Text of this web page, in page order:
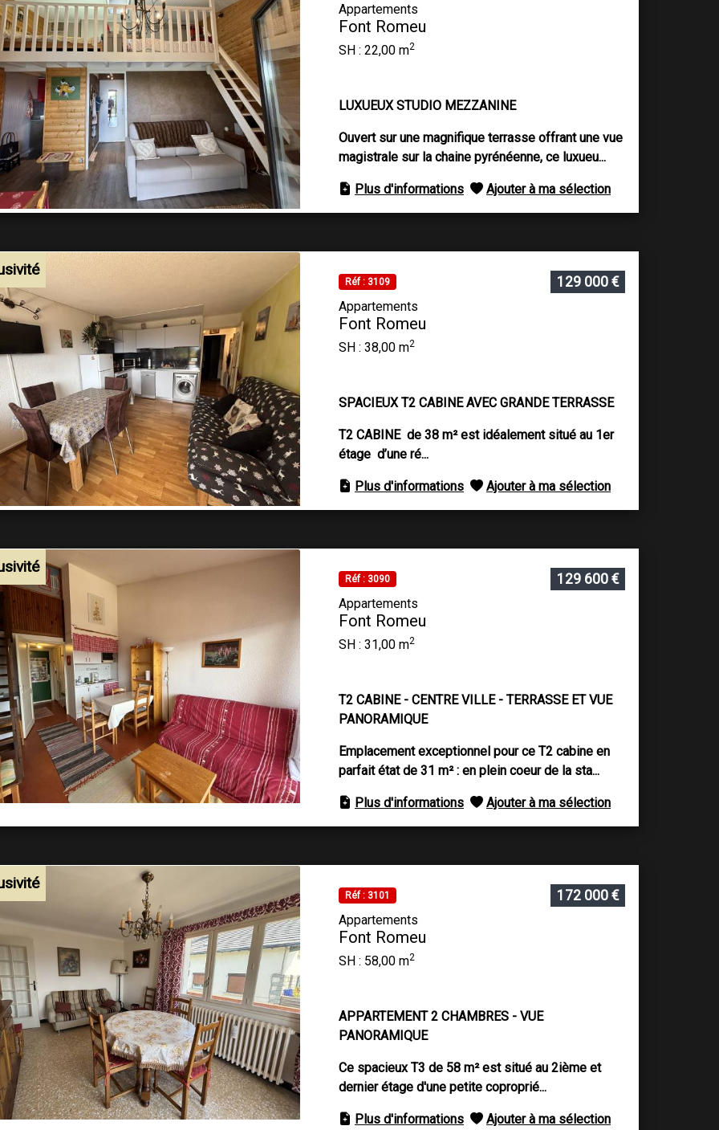
Appartements
Font Romeu
SH : 22,00 m2
LUXUEUX STUDIO MEZZANINE
Ouvert sur une magnifique terrasse offrant une vue
magistrale sur la chaine pyrénéenne, ce luxueu...
Plus d'informations Ajouter à ma sélection
Réf : 3109 129 000 €
Appartements
Font Romeu
SH : 38,00 m2
SPACIEUX T2 CABINE AVEC GRANDE TERRASSE
T2 CABINE de 38 m² est idéalement situé au 1er
étage d’une ré...
Plus d'informations Ajouter à ma sélection
Réf : 3090 129 600 €
Appartements
Font Romeu
SH : 31,00 m2
T2 CABINE - CENTRE VILLE - TERRASSE ET VUE
PANORAMIQUE
Emplacement exceptionnel pour ce T2 cabine en
parfait état de 31 m² : en plein coeur de la sta...
Plus d'informations Ajouter à ma sélection
Réf : 3101 172 000 €
Appartements
Font Romeu
SH : 58,00 m2
APPARTEMENT 2 CHAMBRES - VUE
PANORAMIQUE
Ce spacieux T3 de 58 m² est situé au 2ième et
dernier étage d'une petite coproprié...
Plus d'informations Ajouter à ma sélection